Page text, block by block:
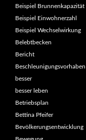
Beispiel Brunnenkapazität
Beispiel Einwohnerzahl
Beispiel Wechselwirkung
Belebtbecken
Bericht
Beschleunigungsvorhaben
besser
besser leben
Betriebsplan
Bettina Pfeifer
Bevölkerungsentwicklung